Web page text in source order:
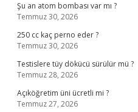
Şu an atom bombası var mı ?
Temmuz 30, 2026
250 cc kaç perno eder ?
Temmuz 30, 2026
Testislere tüy dökücü sürülür mü ?
Temmuz 28, 2026
Açıköğretim üni ücretli mi ?
Temmuz 27, 2026